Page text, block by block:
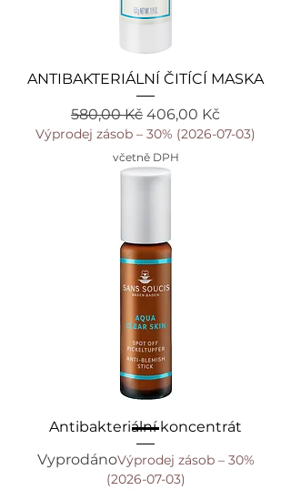
ANTIBAKTERIÁLNÍ ČITÍCÍ MASKA
Běžná cena
580,00 Kč Zvýhodněná cena
406,00 Kč
Výprodej zásob – 30% (2026-07-03)
včetně DPH
Antibakteriální koncentrát
VyprodánoVýprodej zásob – 30%
(2026-07-03)